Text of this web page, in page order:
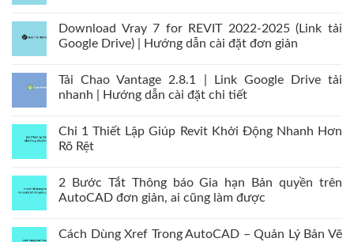
Download Vray 7 for REVIT 2022-2025 (Link tải
Google Drive) | Hướng dẫn cài đặt đơn giản
Tải Chao Vantage 2.8.1 | Link Google Drive tải
nhanh | Hướng dẫn cài đặt chi tiết
Chỉ 1 Thiết Lập Giúp Revit Khởi Động Nhanh Hơn
Rõ Rệt
2 Bước Tắt Thông báo Gia hạn Bản quyền trên
AutoCAD đơn giản, ai cũng làm được
Cách Dùng Xref Trong AutoCAD – Quản Lý Bản Vẽ